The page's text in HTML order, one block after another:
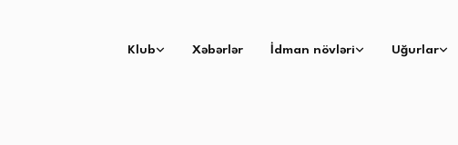
Klub Xəbərlər İdman növləri Uğurlar